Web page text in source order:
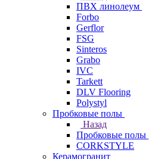
ПВХ линолеум
Forbo
Gerflor
FSG
Sinteros
Grabo
IVC
Tarkett
DLV Flooring
Polystyl
Пробковые полы
Назад
Пробковые полы
CORKSTYLE
Керамогранит